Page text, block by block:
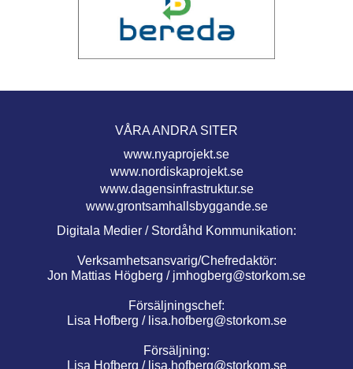
VÅRA ANDRA SITER
www.nyaprojekt.se
www.nordiskaprojekt.se
www.dagensinfrastruktur.se
www.grontsamhallsbyggande.se
Digitala Medier / Stordåhd Kommunikation:
Verksamhetsansvarig/Chefredaktör:
Jon Mattias Högberg / jmhogberg@storkom.se
Försäljningschef:
Lisa Hofberg / lisa.hofberg@storkom.se
Försäljning:
Lisa Hofberg / lisa.hofberg@storkom.se